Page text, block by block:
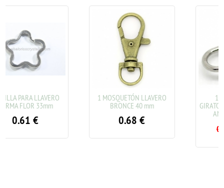
1 MOSQUETÓN LLAVERO
10 CONECTORES
GIRATORIOS DOBLES